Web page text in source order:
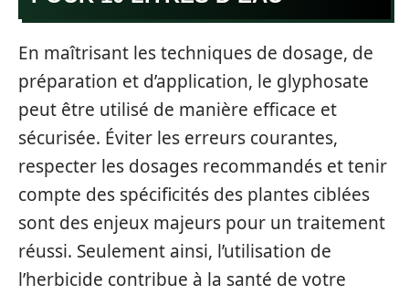
En maîtrisant les techniques de dosage, de
préparation et d’application, le glyphosate
peut être utilisé de manière efficace et
sécurisée. Éviter les erreurs courantes,
respecter les dosages recommandés et tenir
compte des spécificités des plantes ciblées
sont des enjeux majeurs pour un traitement
réussi. Seulement ainsi, l’utilisation de
l’herbicide contribue à la santé de votre